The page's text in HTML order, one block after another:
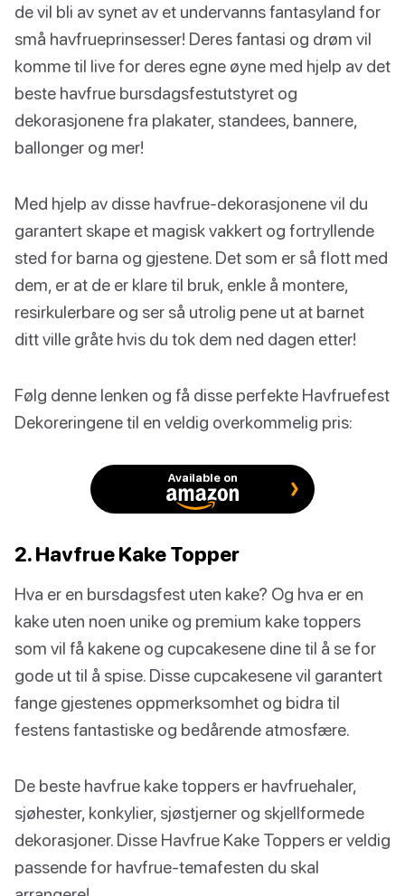
de vil bli av synet av et undervanns fantasyland for
små havfrueprinsesser! Deres fantasi og drøm vil
komme til live for deres egne øyne med hjelp av det
beste havfrue bursdagsfestutstyret og
dekorasjonene fra plakater, standees, bannere,
ballonger og mer!
Med hjelp av disse havfrue-dekorasjonene vil du
garantert skape et magisk vakkert og fortryllende
sted for barna og gjestene. Det som er så flott med
dem, er at de er klare til bruk, enkle å montere,
resirkulerbare og ser så utrolig pene ut at barnet
ditt ville gråte hvis du tok dem ned dagen etter!
Følg denne lenken og få disse perfekte Havfruefest
Dekoreringene til en veldig overkommelig pris:
Available on
2. Havfrue Kake Topper
Hva er en bursdagsfest uten kake? Og hva er en
kake uten noen unike og premium kake toppers
som vil få kakene og cupcakesene dine til å se for
gode ut til å spise. Disse cupcakesene vil garantert
fange gjestenes oppmerksomhet og bidra til
festens fantastiske og bedårende atmosfære.
De beste havfrue kake toppers er havfruehaler,
sjøhester, konkylier, sjøstjerner og skjellformede
dekorasjoner. Disse Havfrue Kake Toppers er veldig
passende for havfrue-temafesten du skal